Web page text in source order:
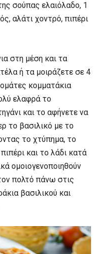
σούπας ελαιόλαδο, 1
αλάτι χοντρό, πιπέρι
στη μέση και τα
ή τα μοιράζετε σε 4
κομματάκια
ελαφρά το
και το αφήνετε να
το βασιλικό με το
το χτύπημα, το
και το λάδι κατά
ομοιογενοποιηθούν
πολτό πάνω στις
βασιλικού και